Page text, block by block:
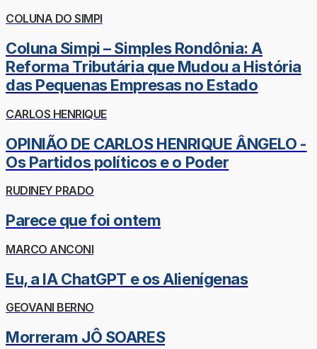
COLUNA DO SIMPI
Coluna Simpi – Simples Rondônia: A
Reforma Tributária que Mudou a História
das Pequenas Empresas no Estado
CARLOS HENRIQUE
OPINIÃO DE CARLOS HENRIQUE ÂNGELO -
Os Partidos políticos e o Poder
RUDINEY PRADO
Parece que foi ontem
MARCO ANCONI
Eu, a IA ChatGPT e os Alienígenas
GEOVANI BERNO
Morreram JÔ SOARES